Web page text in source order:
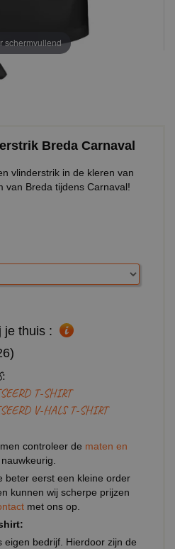
schermvullend
Breda Carnaval
vlinderstrik in de kleren van
van Breda tijdens Carnaval!
je thuis :
T-SHIRT
V-HALS T-SHIRT
controleer de maten en
nauwkeurig.
beter eerst een kleine order
kunnen wij scherpe prijzen
met ons op.
eigen bedrijf. Hierdoor zijn de